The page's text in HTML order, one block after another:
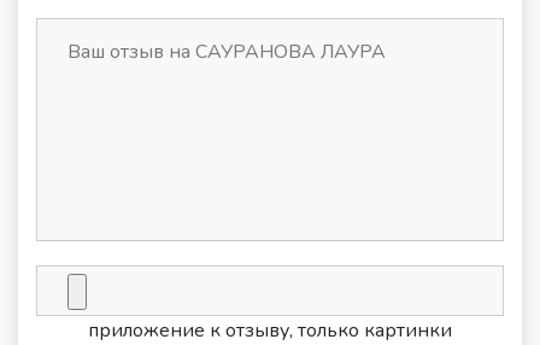
приложение к отзыву, только картинки